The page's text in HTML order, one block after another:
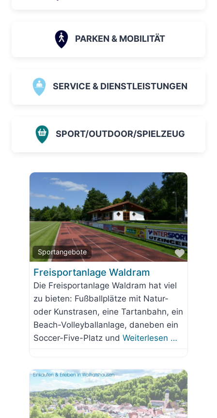
PARKEN & MOBILITÄT
SERVICE & DIENSTLEISTUNGEN
SPORT/OUTDOOR/SPIELZEUG
Sportangebote
Favorit
Freisportanlage Waldram
Die Freisportanlage Waldram hat viel
zu bieten: Fußballplätze mit Natur-
oder Kunstrasen, eine Tartanbahn, ein
Beach-Volleyballanlage, daneben ein
Soccer-Five-Platz und Weiterlesen …